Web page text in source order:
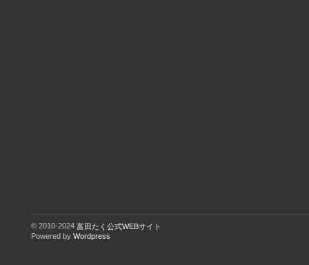
© 2010-2024 富田たく公式WEBサイト
Powered by Wordpress